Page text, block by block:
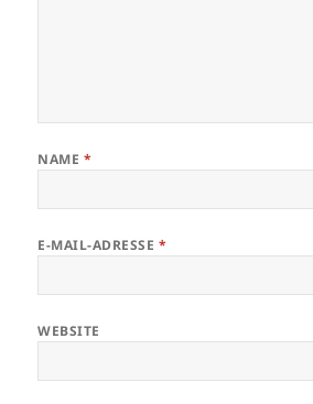
NAME *
E-MAIL-ADRESSE *
WEBSITE